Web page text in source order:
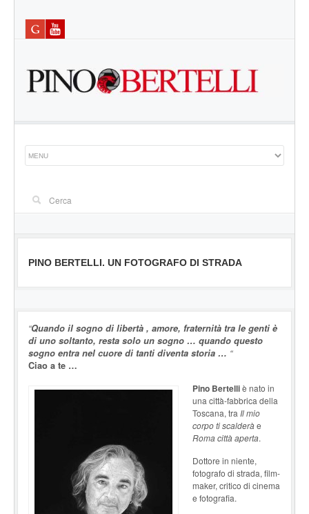
PINO BERTELLI. UN FOTOGRAFO DI STRADA
“Quando il sogno di libertà , amore, fraternità tra le genti è
di uno soltanto, resta solo un sogno … quando questo
sogno entra nel cuore di tanti diventa storia … “
Ciao a te …
Pino Bertelliè nato in
una città-fabbrica della
Toscana, tra Il mio
corpo ti scalderàe
Roma città aperta.
Dottore in niente,
fotografo di strada, film-
maker, critico di cinema
e fotografia.